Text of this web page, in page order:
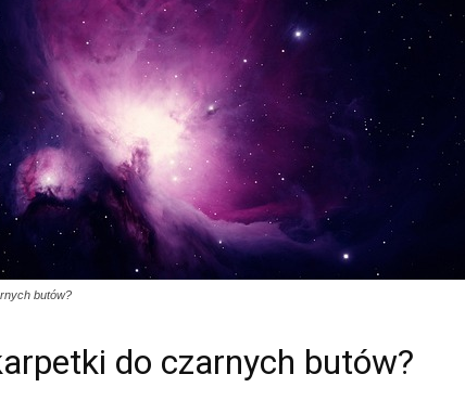
butów?
do czarnych butów?